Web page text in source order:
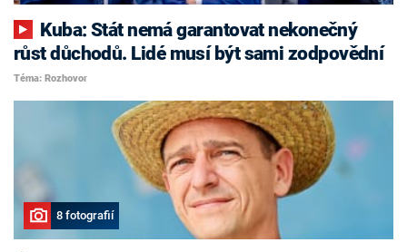
růst důchodů. Lidé musí být sami zodpovědní
Téma: Rozhovor
8 fotografií